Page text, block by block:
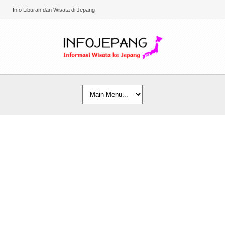
Info Liburan dan Wisata di Jepang